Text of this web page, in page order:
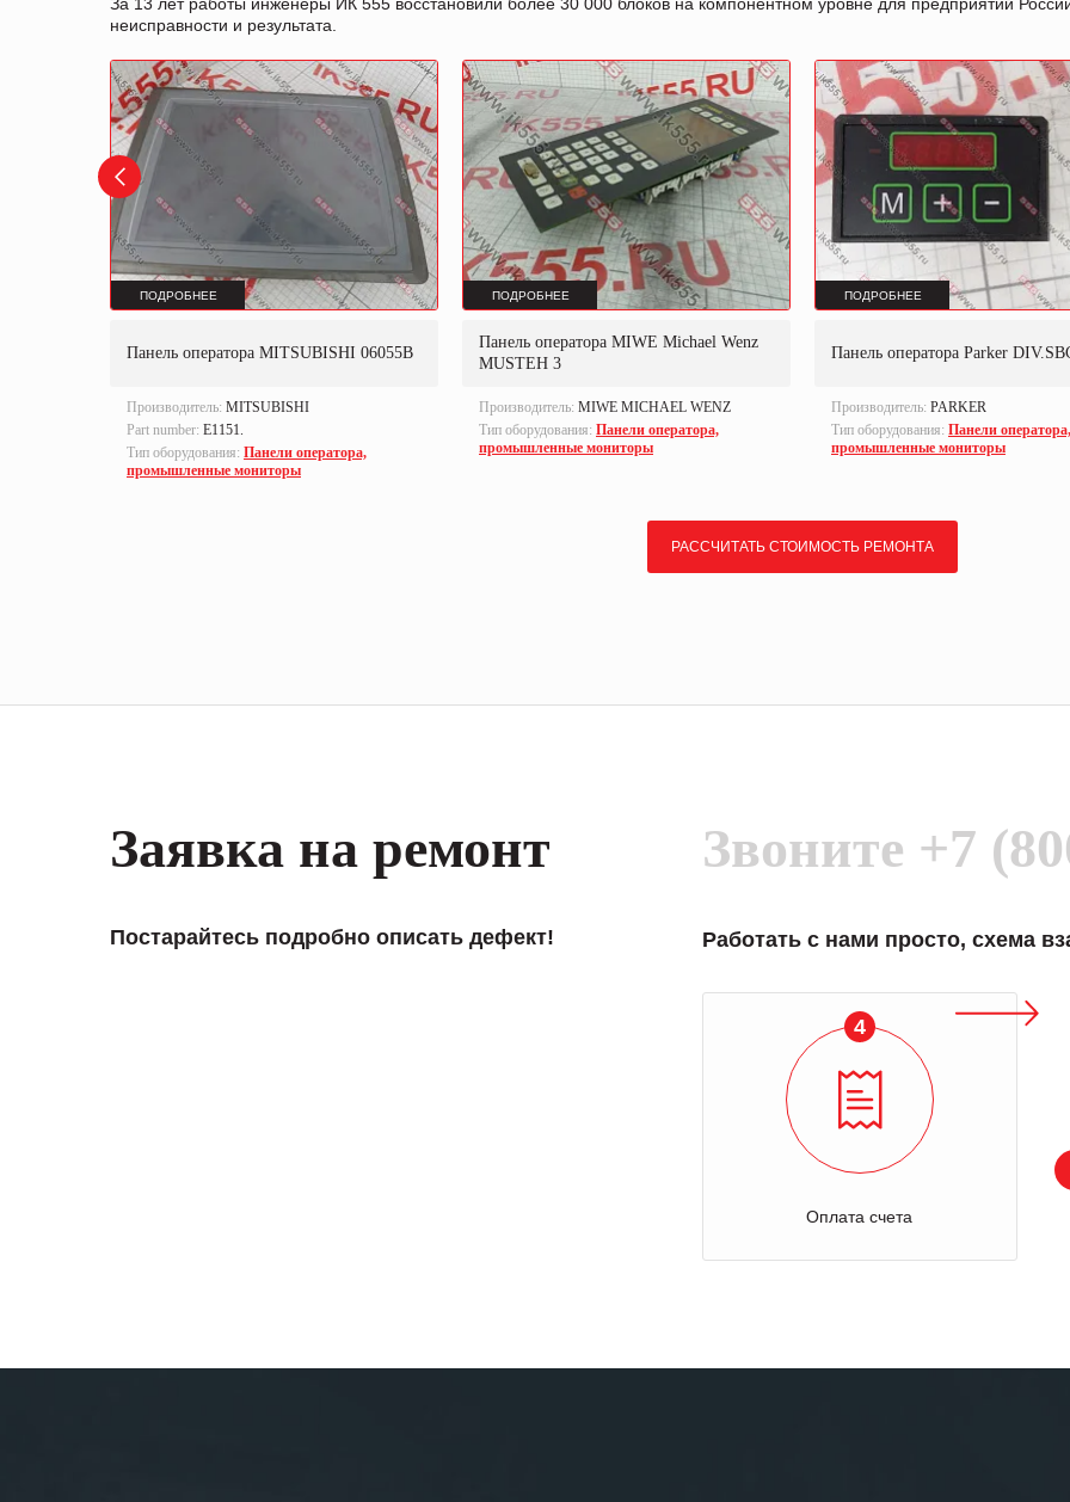
неисправности и результата.
ПОДРОБНЕЕ
Панель оператора MITSUBISHI 06055B
Производитель: MITSUBISHI
Part number: E1151.
Тип оборудования: Панели оператора,
промышленные мониторы
ПОДРОБНЕЕ
Панель оператора MIWE Michael Wenz
MUSTEH 3
Производитель: MIWE MICHAEL WENZ
Тип оборудования: Панели оператора,
промышленные мониторы
ПОДРОБНЕЕ
Панель оператора Parker
Производитель: PARKER
Тип оборудования: Панели оператора,
промышленные мониторы
РАССЧИТАТЬ СТОИМОСТЬ РЕМОНТА
Заявка на ремонт
Постарайтесь подробно описать дефект!
Звоните +7
Работать с нами просто, схема
4
Оплата счета